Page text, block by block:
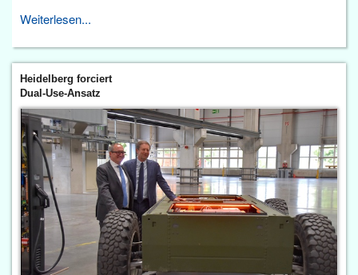
Weiterlesen...
Heidelberg forciert
Dual-Use-Ansatz